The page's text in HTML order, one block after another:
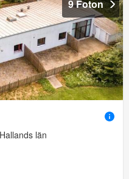
9 Foton
län